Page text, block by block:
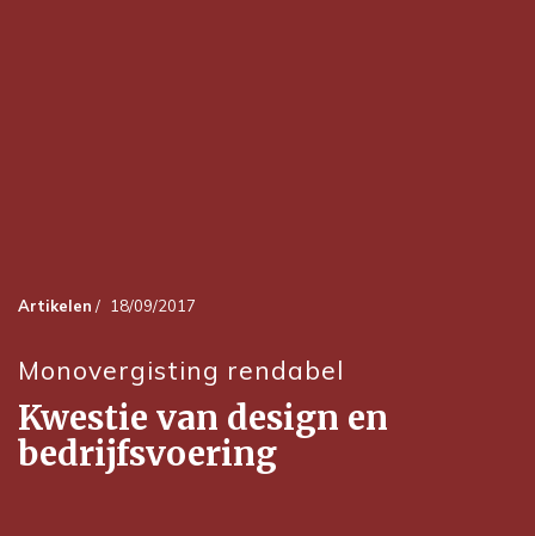
Artikelen / 18/09/2017
Monovergisting rendabel
Kwestie van design en
bedrijfsvoering